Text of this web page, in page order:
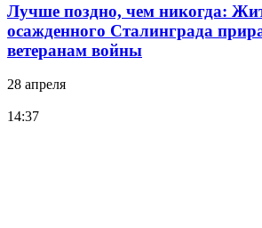
Лучше поздно, чем никогда:
осажденного Сталинграда
ветеранам войны
28 апреля
14:37